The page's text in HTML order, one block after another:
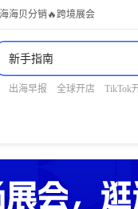
海贝分销 🔥跨境展会
出海早报 全球开店 TikTok